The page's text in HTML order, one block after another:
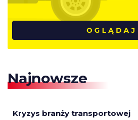
Najnowsze
Kryzys branży transportowej